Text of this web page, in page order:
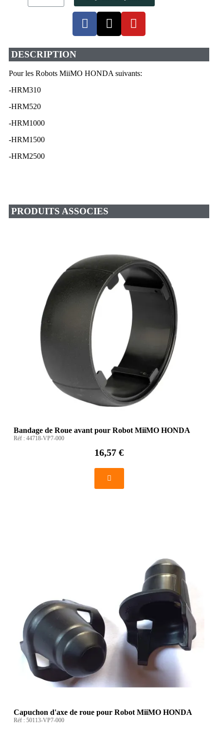
DESCRIPTION
Pour les Robots MiiMO HONDA suivants:
-HRM310
-HRM520
-HRM1000
-HRM1500
-HRM2500
PRODUITS ASSOCIES
Bandage de Roue avant pour Robot MiiMO HONDA
Réf : 44718-VP7-000
16,57 €
Capuchon d'axe de roue pour Robot MiiMO HONDA
Réf : 50113-VP7-000